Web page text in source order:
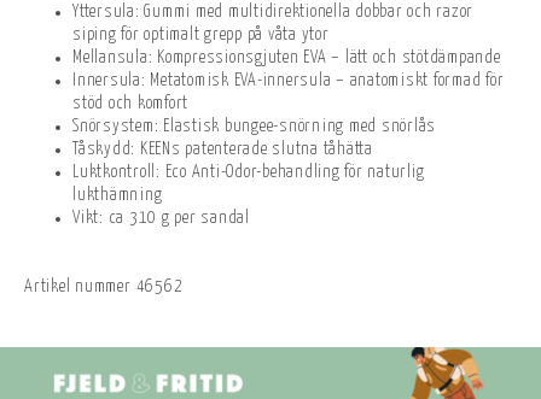
Yttersula: Gummi med multidirektionella dobbar och razor
siping för optimalt grepp på våta ytor
Mellansula: Kompressionsgjuten EVA – lätt och stötdämpande
Innersula: Metatomisk EVA-innersula – anatomiskt formad för
stöd och komfort
Snörsystem: Elastisk bungee-snörning med snörlås
Tåskydd: KEENs patenterade slutna tåhätta
Luktkontroll: Eco Anti-Odor-behandling för naturlig
lukthämning
Vikt: ca 310 g per sandal
Artikel nummer 46562